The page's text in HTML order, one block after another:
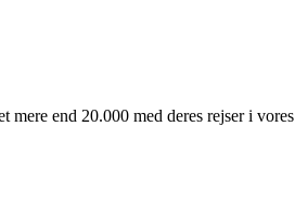
mere end 20.000 med deres rejser i vores